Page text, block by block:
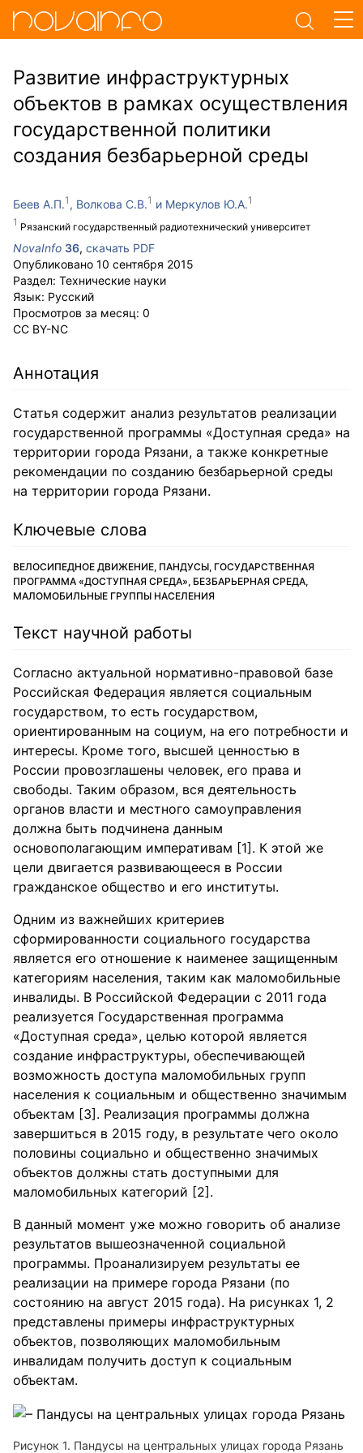
Развитие инфраструктурных
объектов в рамках осуществления
государственной политики
создания безбарьерной среды
Беев А.П.
Рязанский государственный радиотехнический университет
Волкова С.В. Меркулов Ю.А.
NovaInfo 36, скачать PDF
Опубликовано 10 сентября 2015
Раздел: Технические науки
Язык: Русский
Просмотров за месяц: 0
CC BY-NC
Аннотация
Статья содержит анализ результатов реализации
государственной программы «Доступная среда» на
территории города Рязани, а также конкретные
рекомендации по созданию безбарьерной среды
на территории города Рязани.
Ключевые слова
ВЕЛОСИПЕДНОЕ ДВИЖЕНИЕ, ПАНДУСЫ, ГОСУДАРСТВЕННАЯ
ПРОГРАММА «ДОСТУПНАЯ СРЕДА», БЕЗБАРЬЕРНАЯ СРЕДА,
МАЛОМОБИЛЬНЫЕ ГРУППЫ НАСЕЛЕНИЯ
Текст научной работы
Согласно актуальной нормативно-правовой базе
Российская Федерация является социальным
государством, то есть государством,
ориентированным на социум, на его потребности и
интересы. Кроме того, высшей ценностью в
России провозглашены человек, его права и
свободы. Таким образом, вся деятельность
органов власти и местного самоуправления
должна быть подчинена данным
основополагающим императивам [1]. К этой же
цели двигается развивающееся в России
гражданское общество и его институты.
Одним из важнейших критериев
сформированности социального государства
является его отношение к наименее защищенным
категориям населения, таким как маломобильные
инвалиды. В Российской Федерации с 2011 года
реализуется Государственная программа
«Доступная среда», целью которой является
создание инфраструктуры, обеспечивающей
возможность доступа маломобильных групп
населения к социальным и общественно значимым
объектам [3]. Реализация программы должна
завершиться в 2015 году, в результате чего около
половины социально и общественно значимых
объектов должны стать доступными для
маломобильных категорий [2].
В данный момент уже можно говорить об анализе
результатов вышеозначенной социальной
программы. Проанализируем результаты ее
реализации на примере города Рязани (по
состоянию на август 2015 года). На рисунках 1, 2
представлены примеры инфраструктурных
объектов, позволяющих маломобильным
инвалидам получить доступ к социальным
объектам.
Рисунок 1. Пандусы на центральных улицах города Рязань